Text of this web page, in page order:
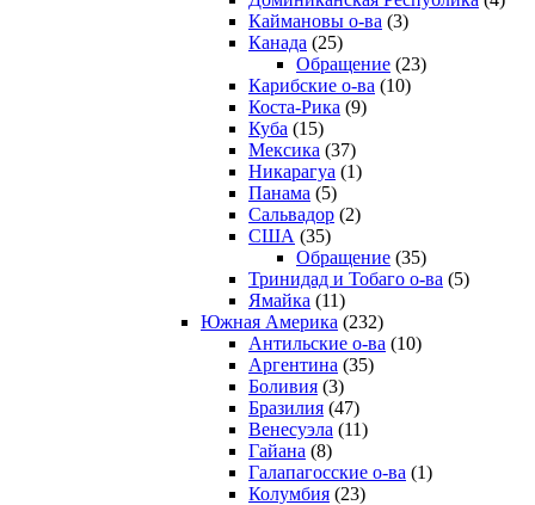
Каймановы о-ва (3)
Канада (25)
Обращение (23)
Карибские о-ва (10)
Коста-Рика (9)
Куба (15)
Мексика (37)
Никарагуа (1)
Панама (5)
Сальвадор (2)
США (35)
Обращение (35)
Тринидад и Тобаго о-ва (5)
Ямайка (11)
Южная Америка (232)
Антильские о-ва (10)
Аргентина (35)
Боливия (3)
Бразилия (47)
Венесуэла (11)
Гайана (8)
Галапагосские о-ва (1)
Колумбия (23)